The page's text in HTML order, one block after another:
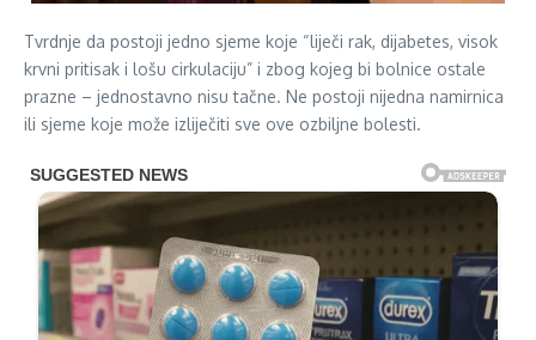
Tvrdnje da postoji jedno sjeme koje “liječi rak, dijabetes, visok
krvni pritisak i lošu cirkulaciju” i zbog kojeg bi bolnice ostale
prazne – jednostavno nisu tačne. Ne postoji nijedna namirnica
ili sjeme koje može izliječiti sve ove ozbiljne bolesti.